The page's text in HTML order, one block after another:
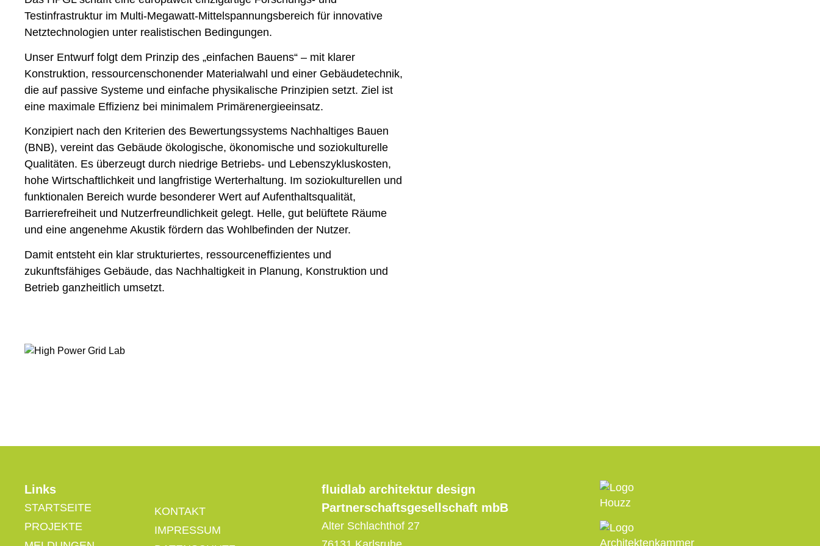
Testinfrastruktur im Multi-Megawatt-Mittelspannungsbereich für innovative
Netztechnologien unter realistischen Bedingungen.
Unser Entwurf folgt dem Prinzip des „einfachen Bauens“ – mit klarer
Konstruktion, ressourcenschonender Materialwahl und einer Gebäudetechnik,
die auf passive Systeme und einfache physikalische Prinzipien setzt. Ziel ist
eine maximale Effizienz bei minimalem Primärenergieeinsatz.
Konzipiert nach den Kriterien des Bewertungssystems Nachhaltiges Bauen
(BNB), vereint das Gebäude ökologische, ökonomische und soziokulturelle
Qualitäten. Es überzeugt durch niedrige Betriebs- und Lebenszykluskosten,
hohe Wirtschaftlichkeit und langfristige Werterhaltung. Im soziokulturellen und
funktionalen Bereich wurde besonderer Wert auf Aufenthaltsqualität,
Barrierefreiheit und Nutzerfreundlichkeit gelegt. Helle, gut belüftete Räume
und eine angenehme Akustik fördern das Wohlbefinden der Nutzer.
Damit entsteht ein klar strukturiertes, ressourceneffizientes und
zukunftsfähiges Gebäude, das Nachhaltigkeit in Planung, Konstruktion und
Betrieb ganzheitlich umsetzt.
Links
STARTSEITE
PROJEKTE
KONTAKT
IMPRESSUM
fluidlab architektur design
Partnerschaftsgesellschaft mbB
Alter Schlachthof 27